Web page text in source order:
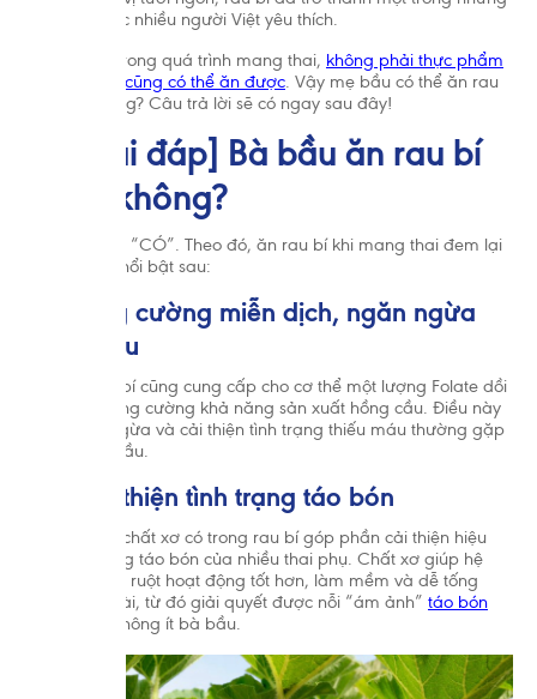
món ăn được nhiều người Việt yêu thích.
Thế nhưng, trong quá trình mang thai, không phải thực phẩm
nào mẹ bầu cũng có thể ăn được. Vậy mẹ bầu có thể ăn rau
bí được không? Câu trả lời sẽ có ngay sau đây!
2. [Giải đáp] Bà bầu ăn rau bí
được không?
Câu trả lời là “CÓ”. Theo đó, ăn rau bí khi mang thai đem lại
nhiều lợi ích nổi bật sau:
2.1. Tăng cường miễn dịch, ngăn ngừa
thiếu máu
Bổ sung rau bí cũng cung cấp cho cơ thể một lượng Folate dồi
dào, giúp tăng cường khả năng sản xuất hồng cầu. Điều này
giúp ngăn ngừa và cải thiện tình trạng thiếu máu thường gặp
ở nhiều bà bầu.
2.2. Cải thiện tình trạng táo bón
Thành phần chất xơ có trong rau bí góp phần cải thiện hiệu
quả tình trạng táo bón của nhiều thai phụ. Chất xơ giúp hệ
thống đường ruột hoạt động tốt hơn, làm mềm và dễ tống
phân ra ngoài, từ đó giải quyết được nỗi “ám ảnh” táo bón
của không ít bà bầu.